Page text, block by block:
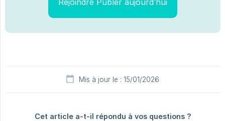
Mis à jour le : 15/01/2026
Cet article a-t-il répondu à vos questions ?